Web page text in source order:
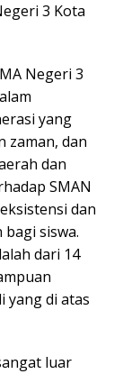
3 Kota
Negeri 3
yang
zaman, dan
dan
SMAN
dan
siswa.
dari 14
yang di atas
luar